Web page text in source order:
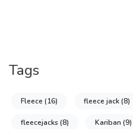
Tags
Fleece (16) fleece jack(8)
fleecejacks(8) Kariban (9)